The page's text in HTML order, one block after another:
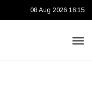
08 Aug 2026 16:15